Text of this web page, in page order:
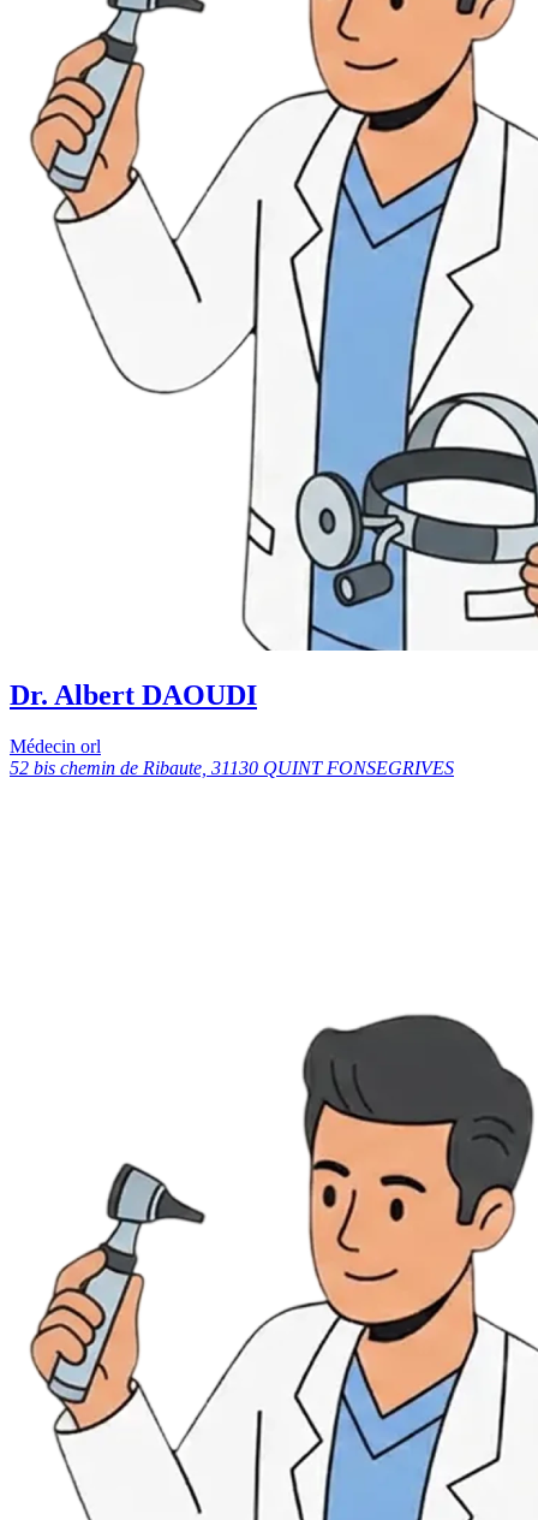
Dr. Albert DAOUDI
Médecin orl
52 bis chemin de Ribaute, 31130 QUINT FONSEGRIVES